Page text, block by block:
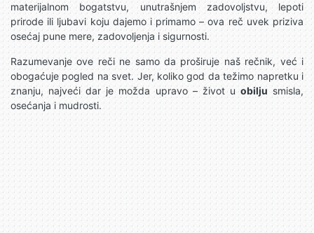
materijalnom bogatstvu, unutrašnjem zadovoljstvu, lepoti
prirode ili ljubavi koju dajemo i primamo – ova reč uvek priziva
osećaj pune mere, zadovoljenja i sigurnosti.
Razumevanje ove reči ne samo da proširuje naš rečnik, već i
obogaćuje pogled na svet. Jer, koliko god da težimo napretku i
znanju, najveći dar je možda upravo – život uobilju smisla,
osećanja i mudrosti.